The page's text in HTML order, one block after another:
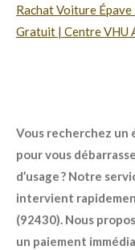
Rachat Voiture
Gratuit | Centre VHU
Vous recherchez un
pour vous
d’usage ? Notre
intervient
(92430). Nous
un paiement